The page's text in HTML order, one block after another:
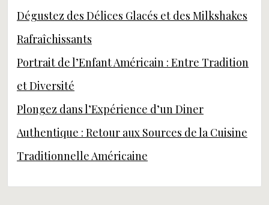
Dégustez des Délices Glacés et des Milkshakes
Rafraîchissants
Portrait de l’Enfant Américain : Entre Tradition
et Diversité
Plongez dans l’Expérience d’un Diner
Authentique : Retour aux Sources de la Cuisine
Traditionnelle Américaine